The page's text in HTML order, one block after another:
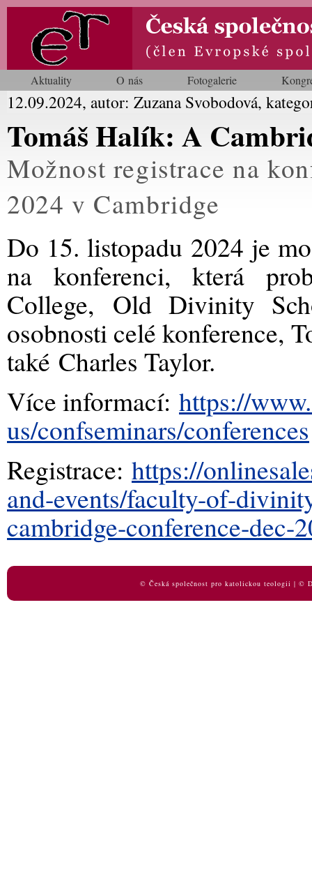
Aktuality O nás Fotogalerie
12.09.2024, autor: Zuzana Svobodová,
Tomáš Halík: A
Možnost registrace na
2024 v Cambridge
Do 15. listopadu 2024 je
na konferenci, která
College, Old Divinity
osobnosti celé konference,
také Charles Taylor.
Více informací: https://
us/confseminars/conferences
Registrace: https://
and-events/faculty-of-
cambridge-conference-dec-
© Česká společnost pro katolickou teologii | ©